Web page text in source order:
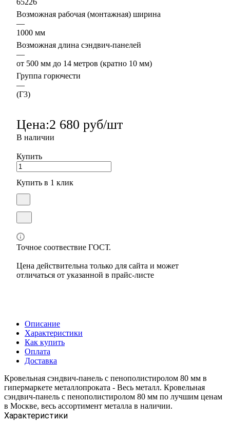
Возможная рабочая (монтажная) ширина
—
1000 мм
Возможная длина сэндвич-панелей
—
от 500 мм до 14 метров (кратно 10 мм)
Группа горючести
—
(Г3)
Цена:2 680 руб/шт
В наличии
Купить
Купить в 1 клик
Точное соотвествие ГОСТ.
Цена действительна только для сайта и может
отличаться от указанной в прайс-листе
Описание
Характеристики
Как купить
Оплата
Доставка
Кровельная сэндвич-панель с пенополистиролом 80 мм в
гипермаркете металлопроката - Весь металл. Кровельная
сэндвич-панель с пенополистиролом 80 мм по лучшим ценам
в Москве, весь ассортимент металла в наличии.
Характеристики